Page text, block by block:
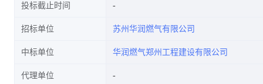
投标截止时间
招标单位 苏州华润燃气有限公司
中标单位 华润燃气郑州工程建设有限公司
代理单位